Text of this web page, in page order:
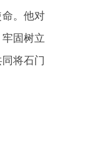
。他对
固树立
将石门